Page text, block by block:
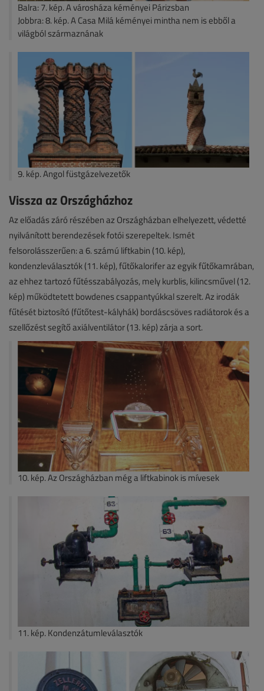
Balra: 7. kép. A városháza kéményei Párizsban
Jobbra: 8. kép. A Casa Milá kéményei mintha nem is ebből a
világból származnának
9. kép. Angol füstgázelvezetők
Vissza az Országházhoz
Az előadás záró részében az Országházban elhelyezett, védetté
nyilvánított berendezések fotói szerepeltek. Ismét
felsorolásszerűen: a 6. számú liftkabin (10. kép),
kondenzleválasztók (11. kép), fűtőkalorifer az egyik fűtőkamrában,
az ehhez tartozó fűtésszabályozás, mely kurblis, kilincsművel (12.
kép) működtetett bowdenes csappantyúkkal szerelt. Az irodák
fűtését biztosító (fűtőtest-kályhák) bordáscsöves radiátorok és a
szellőzést segítő axiálventilátor (13. kép) zárja a sort.
10. kép. Az Országházban még a liftkabinok is mívesek
11. kép. Kondenzátumleválasztók